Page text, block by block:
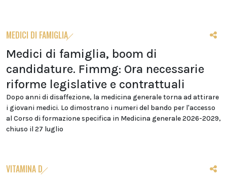
MEDICI DI FAMIGLIA
Medici di famiglia, boom di
candidature. Fimmg: Ora necessarie
riforme legislative e contrattuali
Dopo anni di disaffezione, la medicina generale torna ad attirare
i giovani medici. Lo dimostrano i numeri del bando per l'accesso
al Corso di formazione specifica in Medicina generale 2026-2029,
chiuso il 27 luglio
VITAMINA D